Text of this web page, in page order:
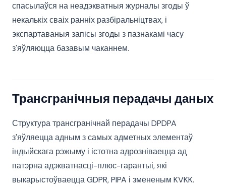
спасылаўся на неадэкватныя журналы згоды ў
некалькіх сваіх ранніх разбіральніцтвах, і
экспартаваныя запісы згоды з пазнакамі часу
з'яўляюцца базавым чаканнем.
Трансгранічныя перадачы даных
Структура трансгранічнай перадачы DPDPA
з'яўляецца адным з самых адметных элементаў
індыйскага рэжыму і істотна адрозніваецца ад
патэрна адэкватнасці-плюс-гарантыі, які
выкарыстоўваецца GDPR, PIPA і змененым KVKK.